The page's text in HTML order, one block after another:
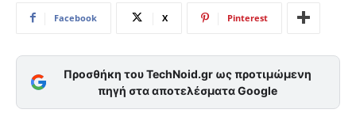
Facebook X Pinterest
Προσθήκη του TechNoid.gr ως προτιμώμενη
πηγή στα αποτελέσματα Google